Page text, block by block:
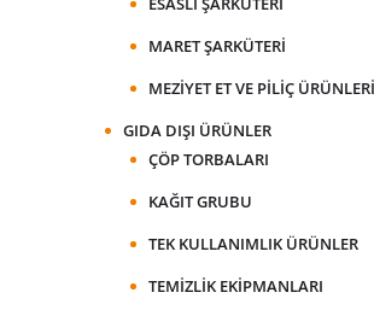
MARET ŞARKÜTERI
MEZIYET ET VE PILIÇ ÜRÜNLERI
GIDA DIŞI ÜRÜNLER
ÇÖP TORBALARI
KAĞIT GRUBU
TEK KULLANIMLIK ÜRÜNLER
TEMIZLIK EKIPMANLARI